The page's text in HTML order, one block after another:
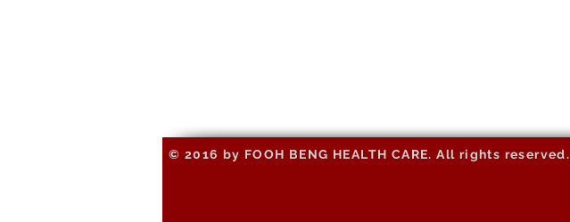
© 2016 by FOOH BENG HEALTH CARE. All rights reserved.